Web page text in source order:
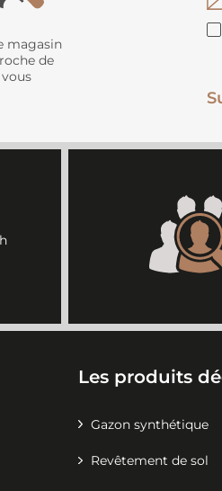
magasin
de
Les produits
Gazon synthétique
Revêtement de sol